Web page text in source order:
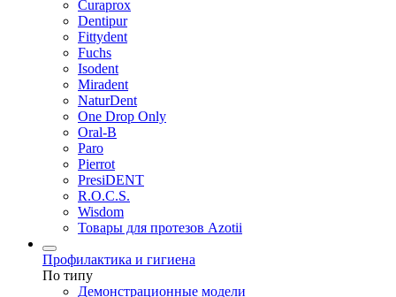
Curaprox
Dentipur
Fittydent
Fuchs
Isodent
Miradent
NaturDent
One Drop Only
Oral-B
Paro
Pierrot
PresiDENT
R.O.C.S.
Wisdom
Товары для протезов Azotii
Профилактика и гигиена
По типу
Демонстрационные модели